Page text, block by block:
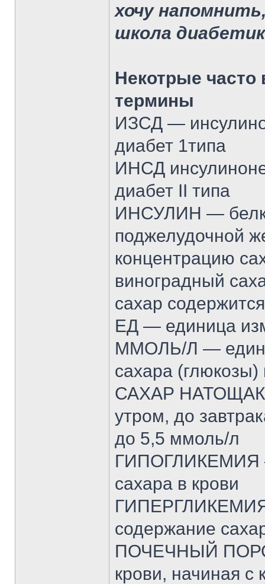
хочу
школа
Некотрые часто
термины
ИЗСД —
диабет 1типа
ИНСД
диабет II типа
ИНСУЛИН —
поджелудочной
концентрацию
виноградный
сахар
ЕД — единица
ММОЛЬ/Л —
сахара (глюкозы)
САХАР НАТОЩАК
утром, до
до 5,5 ммоль/л
ГИПОГЛИКЕМИЯ
сахара в крови
содержание
ПОЧЕЧНЫЙ
крови, начиная с